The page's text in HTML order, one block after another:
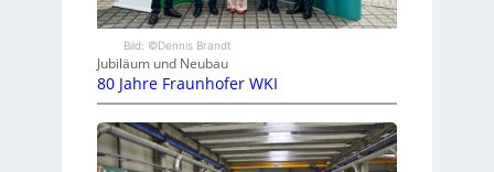
Bild: ©Dennis Brandt
Jubiläum und Neubau
80 Jahre Fraunhofer WKI